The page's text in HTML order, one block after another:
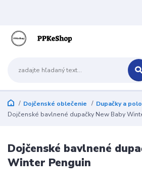
Dojčenské oblečenie Dupačky a
Dojčenské bavlnené dupačky New Baby
Dojčenské bavlnené
Winter Penguin